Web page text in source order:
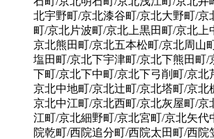
北宇野町/京北漆谷町/京北大野町/京
町/京北片波町/京北上黒田町/京北上
京北熊田町/京北五本松町/京北周山
塩田町/京北下宇津町/京北下熊田町/
下町/京北下中町/京北下弓削町/京北
京北中地町/京北辻町/京北塔町/京北
京北中江町/京北西町/京北灰屋町/京
江町/京北細野町/京北宮町/京北矢代
院乾町/西院追分町/西院太田町/西院